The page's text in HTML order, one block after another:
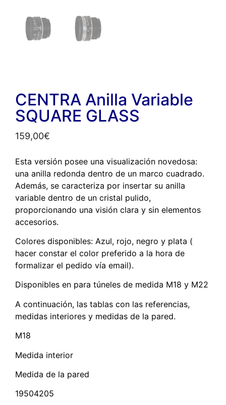
CENTRA Anilla Variable
SQUARE GLASS
159,00€
Esta versión posee una visualización novedosa:
una anilla redonda dentro de un marco cuadrado.
Además, se caracteriza por insertar su anilla
variable dentro de un cristal pulido,
proporcionando una visión clara y sin elementos
accesorios.
Colores disponibles: Azul, rojo, negro y plata (
hacer constar el color preferido a la hora de
formalizar el pedido vía email).
Disponibles en para túneles de medida M18 y M22
A continuación, las tablas con las referencias,
medidas interiores y medidas de la pared.
M18
Medida interior
Medida de la pared
19504205